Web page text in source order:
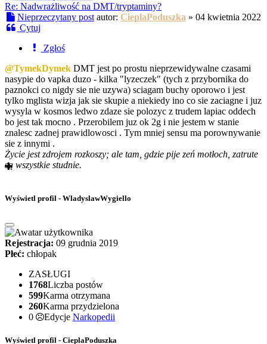
Re: Nadwrażliwość na DMT/tryptaminy?
Nieprzeczytany post autor: CieplaPoduszka » 04 kwietnia 2022
Cytuj
Zgłoś
@TymekDymek DMT jest po prostu nieprzewidywalne czasami
nasypie do vapka duzo - kilka "lyzeczek" (tych z przybornika do
paznokci co nigdy sie nie uzywa) sciagam buchy oporowo i jest
tylko mglista wizja jak sie skupie a niekiedy ino co sie zaciagne i juz
wysyla w kosmos ledwo zdaze sie polozyc z trudem lapiac oddech
bo jest tak mocno . Przerobilem juz ok 2g i nie jestem w stanie
znalesc zadnej prawidlowosci . Tym mniej sensu ma porownywanie
sie z innymi .
Życie jest zdrojem rozkoszy; ale tam, gdzie pije zeń motłoch, zatrute
są wszystkie studnie.
Wyświetl profil - WladyslawWygiello
Rejestracja: 09 grudnia 2019
Płeć: chłopak
ZASŁUGI
1768Liczba postów
599Karma otrzymana
260Karma przydzielona
0
Edycje Narkopedii
Wyświetl profil - CieplaPoduszka